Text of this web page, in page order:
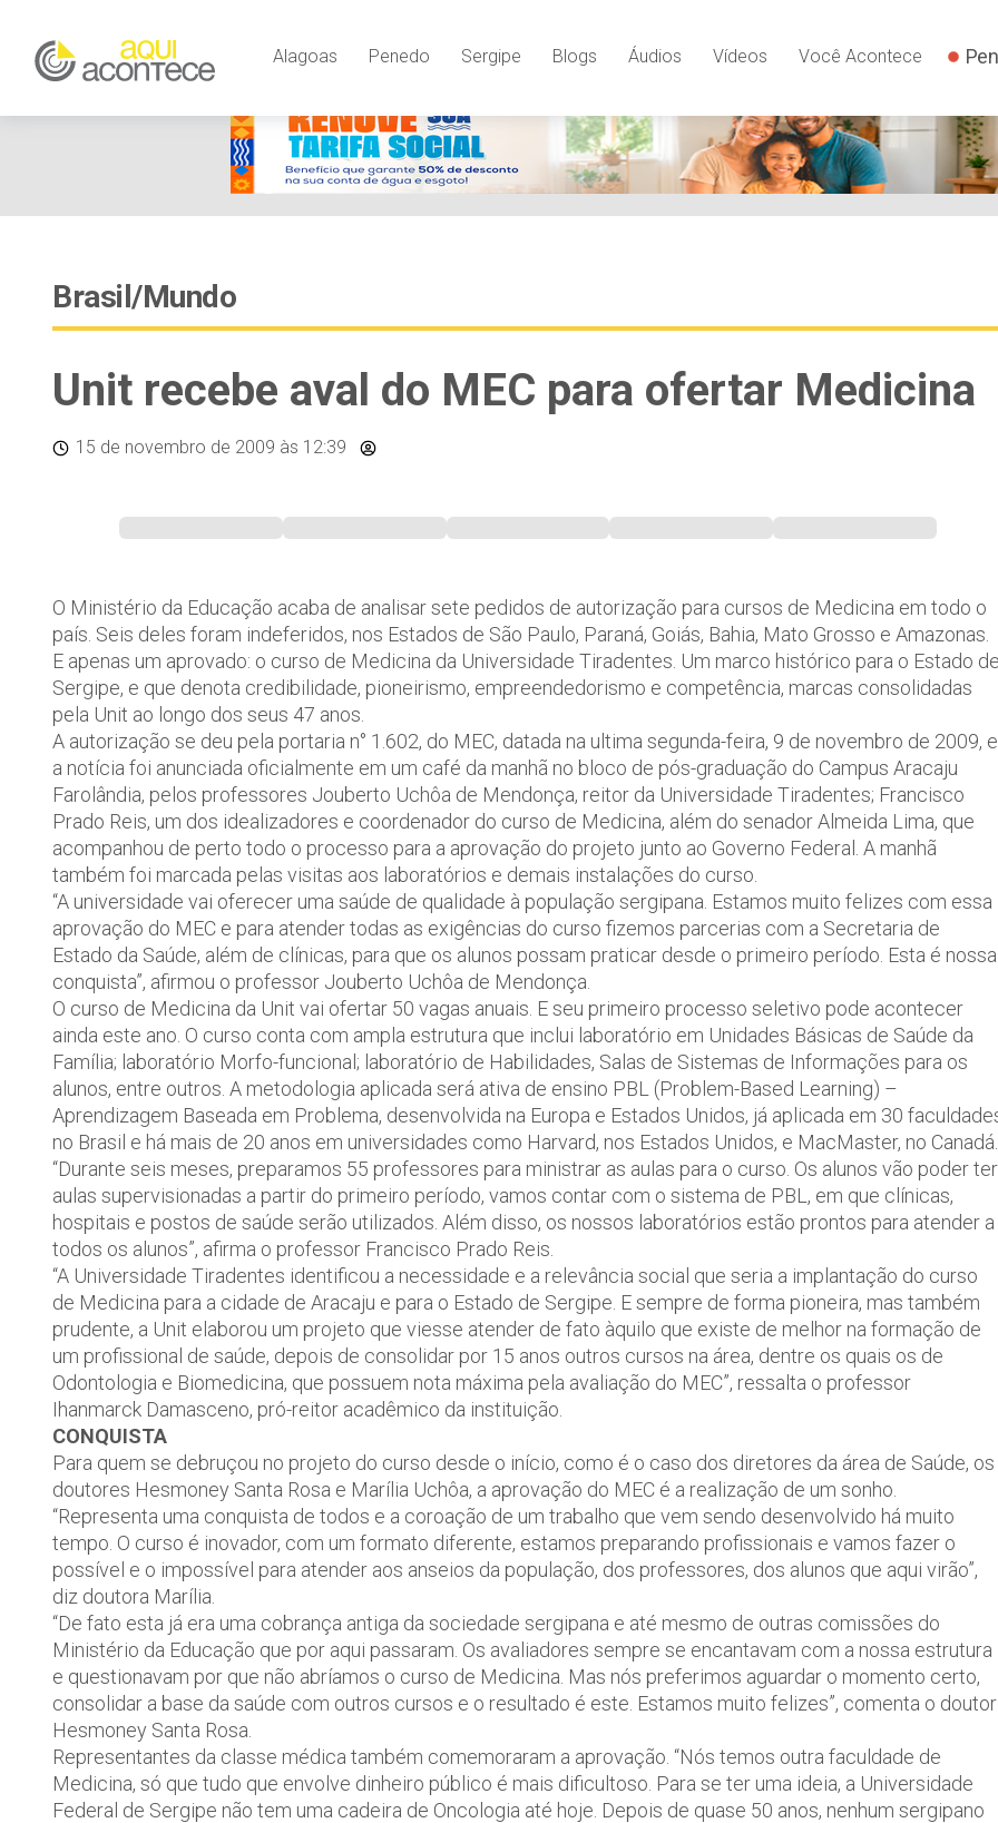
Alagoas Penedo Sergipe Blogs Áudios Vídeos Você Acontece
Brasil/Mundo
Unit recebe aval do MEC para ofertar Medicina
15 de novembro de 2009 às 12:39
O Ministério da Educação acaba de analisar sete pedidos de autorização para cursos de Medicina em todo o
país. Seis deles foram indeferidos, nos Estados de São Paulo, Paraná, Goiás, Bahia, Mato Grosso e Amazonas.
E apenas um aprovado: o curso de Medicina da Universidade Tiradentes. Um marco histórico para o Estado
Sergipe, e que denota credibilidade, pioneirismo, empreendedorismo e competência, marcas consolidadas
pela Unit ao longo dos seus 47 anos.
A autorização se deu pela portaria n° 1.602, do MEC, datada na ultima segunda-feira, 9 de novembro de 2009, e
a notícia foi anunciada oficialmente em um café da manhã no bloco de pós-graduação do Campus Aracaju
Farolândia, pelos professores Jouberto Uchôa de Mendonça, reitor da Universidade Tiradentes; Francisco
Prado Reis, um dos idealizadores e coordenador do curso de Medicina, além do senador Almeida Lima, que
acompanhou de perto todo o processo para a aprovação do projeto junto ao Governo Federal. A manhã
também foi marcada pelas visitas aos laboratórios e demais instalações do curso.
“A universidade vai oferecer uma saúde de qualidade à população sergipana. Estamos muito felizes com essa
aprovação do MEC e para atender todas as exigências do curso fizemos parcerias com a Secretaria de
Estado da Saúde, além de clínicas, para que os alunos possam praticar desde o primeiro período. Esta é nossa
conquista”, afirmou o professor Jouberto Uchôa de Mendonça.
O curso de Medicina da Unit vai ofertar 50 vagas anuais. E seu primeiro processo seletivo pode acontecer
ainda este ano. O curso conta com ampla estrutura que inclui laboratório em Unidades Básicas de Saúde da
Família; laboratório Morfo-funcional; laboratório de Habilidades, Salas de Sistemas de Informações para os
alunos, entre outros. A metodologia aplicada será ativa de ensino PBL (Problem-Based Learning) –
Aprendizagem Baseada em Problema, desenvolvida na Europa e Estados Unidos, já aplicada em 30
no Brasil e há mais de 20 anos em universidades como Harvard, nos Estados Unidos, e MacMaster, no Canadá.
“Durante seis meses, preparamos 55 professores para ministrar as aulas para o curso. Os alunos vão poder ter
aulas supervisionadas a partir do primeiro período, vamos contar com o sistema de PBL, em que clínicas,
hospitais e postos de saúde serão utilizados. Além disso, os nossos laboratórios estão prontos para atender a
todos os alunos”, afirma o professor Francisco Prado Reis.
“A Universidade Tiradentes identificou a necessidade e a relevância social que seria a implantação do curso
de Medicina para a cidade de Aracaju e para o Estado de Sergipe. E sempre de forma pioneira, mas também
prudente, a Unit elaborou um projeto que viesse atender de fato àquilo que existe de melhor na formação de
um profissional de saúde, depois de consolidar por 15 anos outros cursos na área, dentre os quais os de
Odontologia e Biomedicina, que possuem nota máxima pela avaliação do MEC”, ressalta o professor
Ihanmarck Damasceno, pró-reitor acadêmico da instituição.
CONQUISTA
Para quem se debruçou no projeto do curso desde o início, como é o caso dos diretores da área de Saúde, os
doutores Hesmoney Santa Rosa e Marília Uchôa, a aprovação do MEC é a realização de um sonho.
“Representa uma conquista de todos e a coroação de um trabalho que vem sendo desenvolvido há muito
tempo. O curso é inovador, com um formato diferente, estamos preparando profissionais e vamos fazer o
possível e o impossível para atender aos anseios da população, dos professores, dos alunos que aqui virão”,
diz doutora Marília.
“De fato esta já era uma cobrança antiga da sociedade sergipana e até mesmo de outras comissões do
Ministério da Educação que por aqui passaram. Os avaliadores sempre se encantavam com a nossa estrutura
e questionavam por que não abríamos o curso de Medicina. Mas nós preferimos aguardar o momento certo,
consolidar a base da saúde com outros cursos e o resultado é este. Estamos muito felizes”, comenta o doutor
Hesmoney Santa Rosa.
Representantes da classe médica também comemoraram a aprovação. “Nós temos outra faculdade de
Medicina, só que tudo que envolve dinheiro público é mais dificultoso. Para se ter uma ideia, a Universidade
Federal de Sergipe não tem uma cadeira de Oncologia até hoje. Depois de quase 50 anos, nenhum sergipano